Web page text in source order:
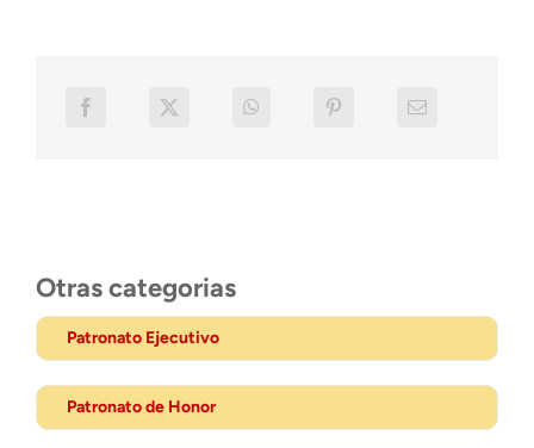
Otras categorias
Patronato Ejecutivo
Patronato de Honor